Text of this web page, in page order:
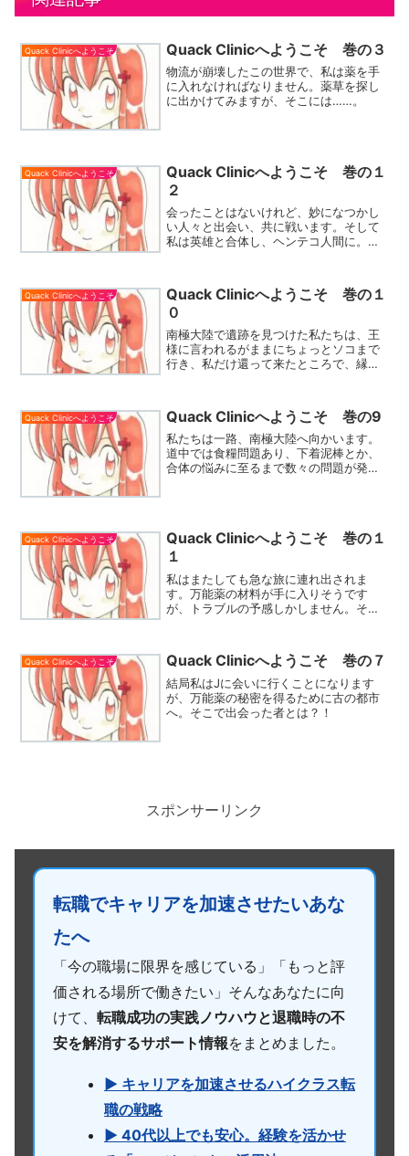
Quack Clinicへようこそ Quack Clinicへようこそ 巻の３
物流が崩壊したこの世界で、私は薬を手
に入れなければなりません。薬草を探し
に出かけてみますが、そこには……。
Quack Clinicへようこそ
Quack Clinicへようこそ 巻の１
２
会ったことはないけれど、妙になつかし
い人々と出会い、共に戦います。そして
私は英雄と合体し、ヘンテコ人間に。こ
Quack Clinicへようこそ
Quack Clinicへようこそ 巻の１
０
南極大陸で遺跡を見つけた私たちは、王
様に言われるがままにちょっとソコまで
行き、私だけ還って来たところで、縁談
Quack Clinicへようこそ Quack Clinicへようこそ 巻の9
私たちは一路、南極大陸へ向かいます。
道中では食糧問題あり、下着泥棒とか、
合体の悩みに至るまで数々の問題が発生
Quack Clinicへようこそ
Quack Clinicへようこそ 巻の１
１
私はまたしても急な旅に連れ出されま
す。万能薬の材料が手に入りそうです
が、トラブルの予感しかしません。そし
Quack Clinicへようこそ Quack Clinicへようこそ 巻の７
結局私はJに会いに行くことになります
が、万能薬の秘密を得るために古の都市
へ。そこで出会った者とは？！
スポンサーリンク
転職でキャリアを加速させたいあな
たへ
「今の職場に限界を感じている」「もっと評
価される場所で働きたい」そんなあなたに向
けて、 転職成功の実践ノウハウと退職時の不
安を解消するサポート情報をまとめました。
▶ キャリアを加速させるハイクラス転
職の戦略
▶ 40代以上でも安心。経験を活かせ